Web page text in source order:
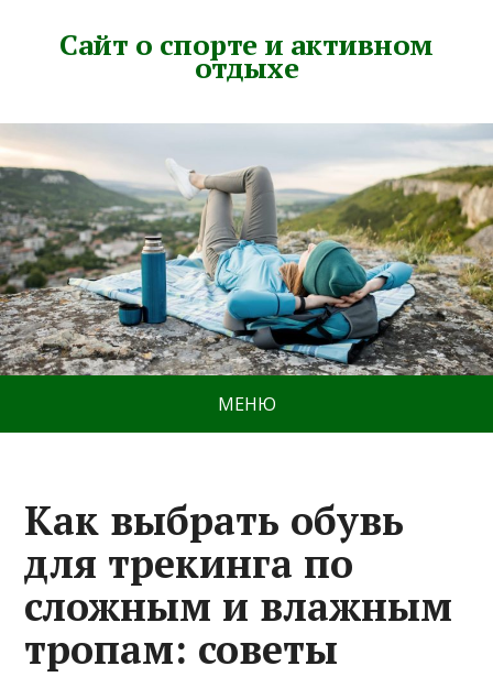
Сайт о спорте и активном
отдыхе
МЕНЮ
Как выбрать обувь
для трекинга по
сложным и влажным
тропам: советы